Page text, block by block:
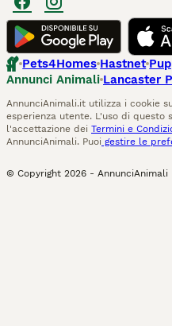
Pets4Homes Hastnet
Annunci Animali Lancaster
AnnunciAnimali.it utilizza i cookie
esperienza utente. L'uso di
l'accettazione dei Termini e
AnnunciAnimali. Puoi gestire le
© Copyright 2026 - AnnunciAnimali